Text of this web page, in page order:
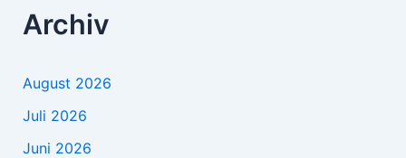
Archiv
August 2026
Juli 2026
Juni 2026